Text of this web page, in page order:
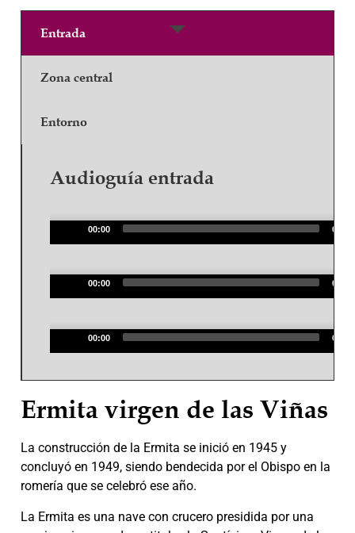
Entrada
Zona central
Entorno
Audioguía entrada
00:00 00:00
00:00 00:00
00:00 00:00
Ermita virgen de las Viñas
La construcción de la Ermita se inició en 1945 y
concluyó en 1949, siendo bendecida por el Obispo en la
romería que se celebró ese año.
La Ermita es una nave con crucero presidida por una